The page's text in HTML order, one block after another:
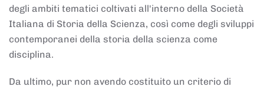
degli ambiti tematici coltivati all'interno della Società
Italiana di Storia della Scienza, così come degli sviluppi
contemporanei della storia della scienza come
disciplina.
Da ultimo, pur non avendo costituito un criterio di